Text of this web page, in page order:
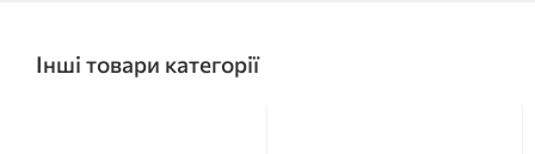
Інші товари категорії